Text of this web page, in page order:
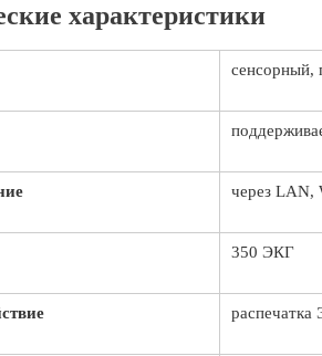
характеристики
сенсорный,
через LAN,
350 ЭКГ
распечатка